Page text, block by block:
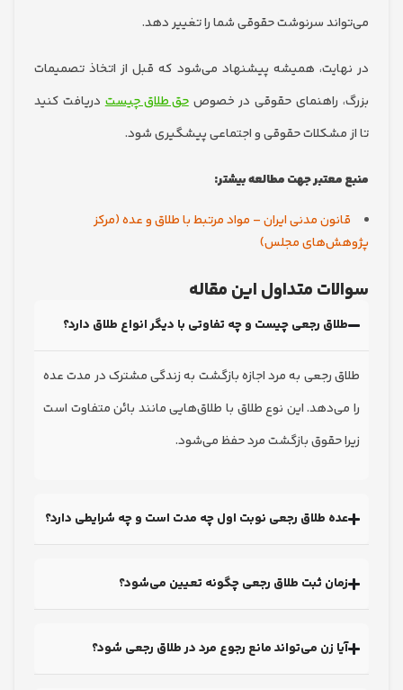
سرنوشت حقوقی شما را تغییر دهد.
همیشه پیشنهاد می‌شود که قبل از اتخاذ تصمیمات
راهنمای حقوقی در خصوص حق طلاق چیستدریافت کنید
مشکلات حقوقی و اجتماعی پیشگیری شود.
جهت مطالعه بیشتر:
مدنی ایران – مواد مرتبط با طلاق و عده (مرکز
مجلس)
متداول این مقاله
رجعی چیست و چه تفاوتی با دیگر انواع طلاق دارد؟
رجعی به مرد اجازه بازگشت به زندگی مشترک در مدت عده
این نوع طلاق با طلاق‌هایی مانند بائن متفاوت است
حقوق بازگشت مرد حفظ می‌شود.
طلاق رجعی نوبت اول چه مدت است و چه شرایطی دارد؟
ثبت طلاق رجعی چگونه تعیین می‌شود؟
زن می‌تواند مانع رجوع مرد در طلاق رجعی شود؟